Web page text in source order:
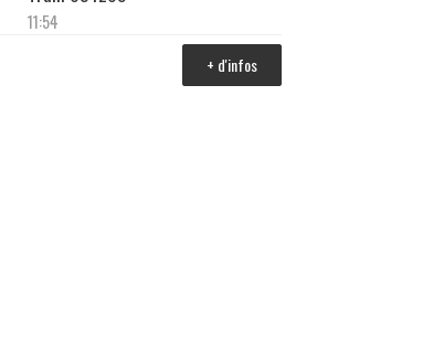
11:54
+ d'infos